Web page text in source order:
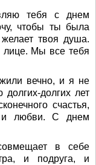
тебя с днем
чтобы ты была
твоя душа.
лице. Мы все тебя
вечно, и я не
долгих лет
счастья,
и любви. С днем
в себе
и подруга, и